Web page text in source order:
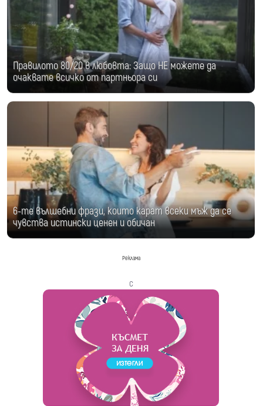
Правилото 80/20 в любовта: Защо НЕ можете да
очаквате всичко от партньора си
6-те вълшебни фрази, които карат всеки мъж да се
чувства истински ценен и обичан
Реклама
с